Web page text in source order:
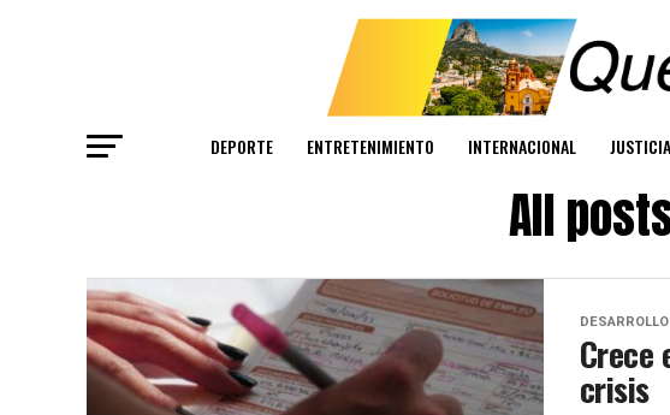
DEPORTE ENTRETENIMIENTO INTERNACIONAL JUSTICIA
All
DESARROLLO
Crece
crisis